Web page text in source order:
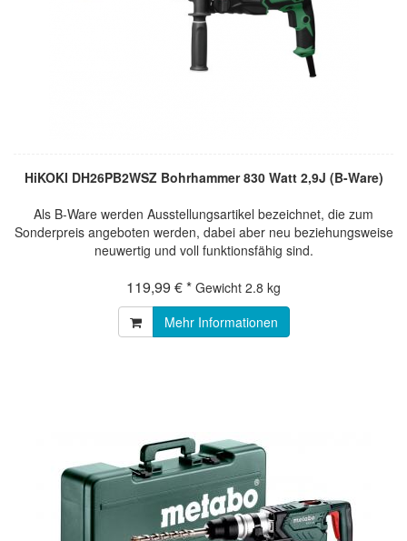
HiKOKI DH26PB2WSZ Bohrhammer 830 Watt 2,9J (B-Ware)
Als B-Ware werden Ausstellungsartikel bezeichnet, die zum
Sonderpreis angeboten werden, dabei aber neu beziehungsweise
neuwertig und voll funktionsfähig sind.
119,99 € * Gewicht 2.8 kg
Mehr Informationen